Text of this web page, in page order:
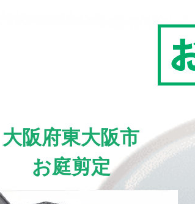
大阪府東大阪市
お庭剪定